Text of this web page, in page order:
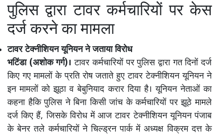
पुलिस द्वारा टावर कर्मचारियों पर केस
दर्ज करने का मामला
टावर टेक्नीशियन यूनियन ने जताया विरोध
भटिंडा (अशोक गर्ग)।टावर कर्मचारियों पर पुलिस द्वारा गत दिनों दर्ज
किए गए मामलों के प्रति रोष जताते हुए टावर टेक्नीशियन यूनियन ने
इन मामलों को झूठा व बेबुनियाद करार दिया है। यूनियन नेताओं का
कहना हैकि पुलिस ने बिना किसी जांच के कर्मचारियों पर झूठे मामले
दर्ज किए हैं, जिसके विरोध में आज टावर टेक्नीशियन यूनियन पंजाब
के बेनर तले कर्मचारियों ने चिल्ड्रन पार्क में अध्यक्ष विक्रम दत्त के